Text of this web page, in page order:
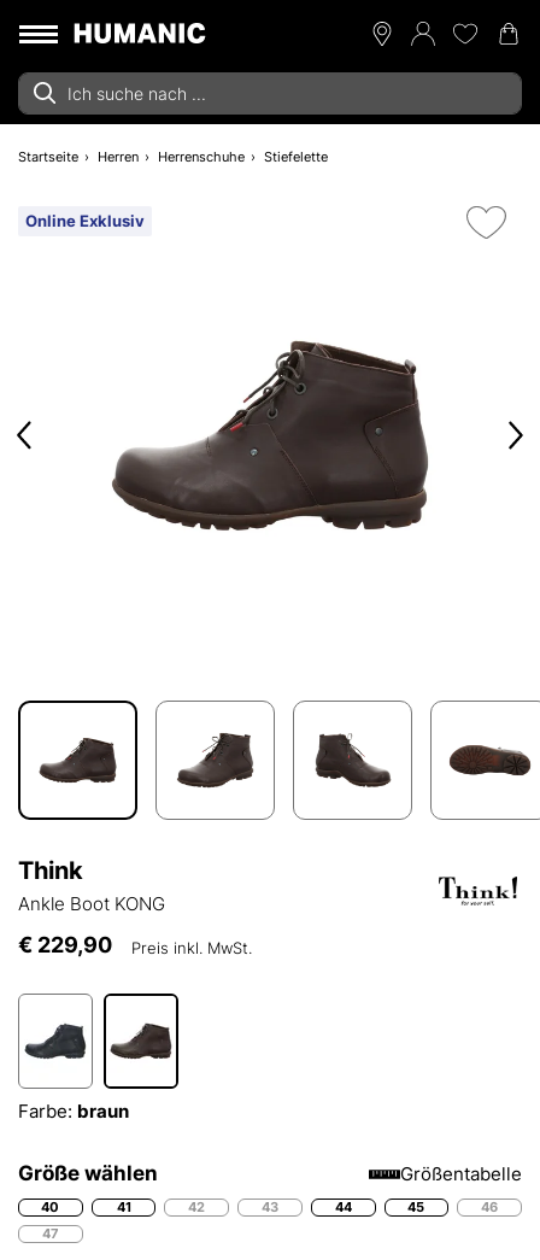
Startseite Herren Herrenschuhe Stiefelette
Online Exklusiv
Think
Ankle Boot KONG
€ 229,90 Preis inkl. MwSt.
Farbe: braun
Größe wählen Größentabelle
40 41 42 43 44 45
46
47